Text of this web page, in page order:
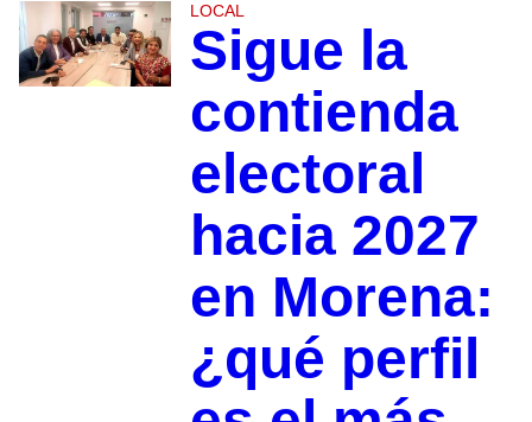
LOCAL
Sigue la
contienda
electoral
hacia 2027
en Morena:
¿qué perfil